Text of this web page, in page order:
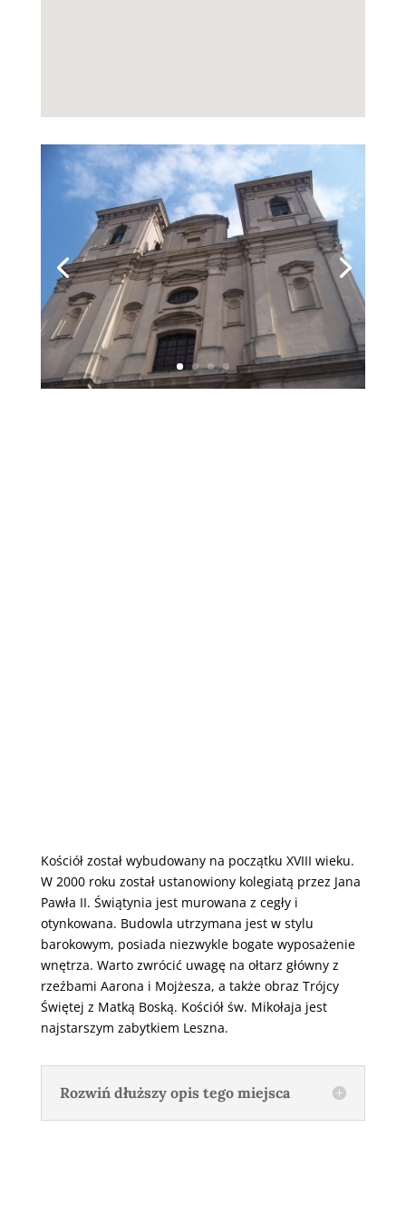
Kościół został wybudowany na początku XVIII wieku.
W 2000 roku został ustanowiony kolegiatą przez Jana
Pawła II. Świątynia jest murowana z cegły i
otynkowana. Budowla utrzymana jest w stylu
barokowym, posiada niezwykle bogate wyposażenie
wnętrza. Warto zwrócić uwagę na ołtarz główny z
rzeźbami Aarona i Mojżesza, a także obraz Trójcy
Świętej z Matką Boską. Kościół św. Mikołaja jest
najstarszym zabytkiem Leszna.
Rozwiń dłuższy opis tego miejsca